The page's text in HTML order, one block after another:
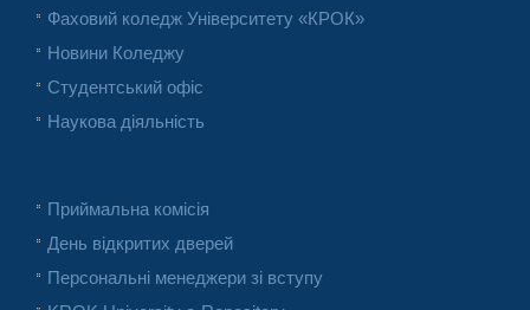
Фаховий коледж Університету «КРОК»
Новини Коледжу
Студентський офіс
Наукова діяльність
Приймальна комісія
День відкритих дверей
Персональні менеджери зі вступу